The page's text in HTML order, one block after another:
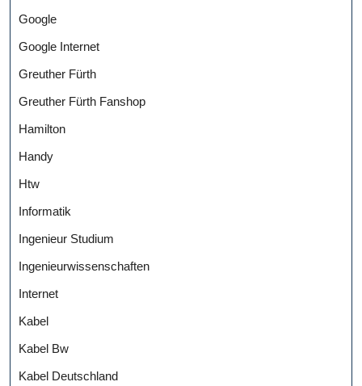
Google
Google Internet
Greuther Fürth
Greuther Fürth Fanshop
Hamilton
Handy
Htw
Informatik
Ingenieur Studium
Ingenieurwissenschaften
Internet
Kabel
Kabel Bw
Kabel Deutschland